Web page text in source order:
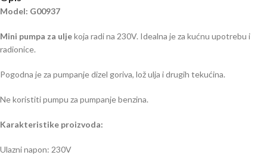
Model: G00937
Mini pumpa za uljekoja radi na 230V. Idealna je za kućnu upotrebu i
radionice.
Pogodna je za pumpanje dizel goriva, lož ulja i drugih tekućina.
Ne koristiti pumpu za pumpanje benzina.
Karakteristike proizvoda:
Ulazni napon: 230V